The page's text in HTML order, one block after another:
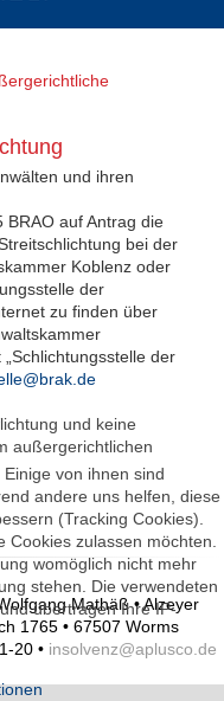
und ihren
BRAO auf Antrag die
bei der
Koblenz oder
der
zu finden über
der
und keine
außergerichtlichen
Mathäß • Alzeyer
1765 • 67507 Worms
20 • insolvenz@aplusco.de
von ihnen sind
andere uns helfen, diese
(Tracking Cookies).
zulassen möchten.
womöglich nicht mehr
stehen. Die verwendeten
übertragen Ihre IP-